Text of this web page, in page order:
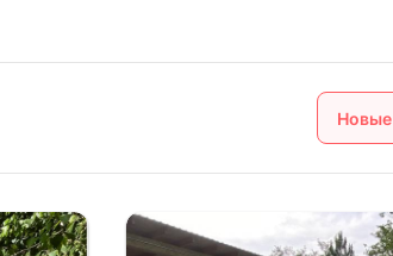
Новые